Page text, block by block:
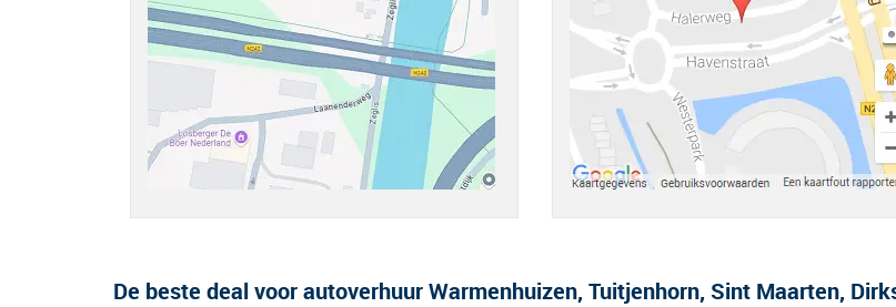
De beste deal voor autoverhuur Warmenhuizen, Tuitjenhorn, Sint Maarten,